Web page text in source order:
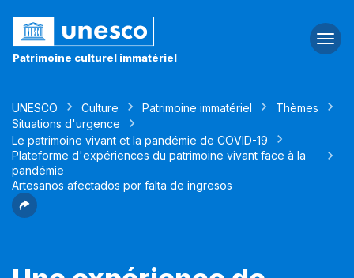
Patrimoine culturel immatériel
UNESCO Culture Patrimoine immatériel
Thèmes
Situations d'urgence
Le patrimoine vivant et la pandémie de COVID-19
Plateforme d'expériences du patrimoine vivant face à la
pandémie
Artesanos afectados por falta de ingresos